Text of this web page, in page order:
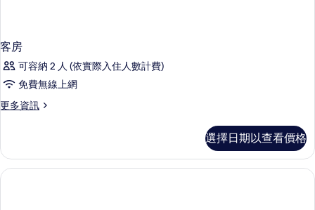
客房
可容納 2 人 (依實際入住人數計費)
免費無線上網
更多資訊
更
的
詳
情
選擇日期以查看價格